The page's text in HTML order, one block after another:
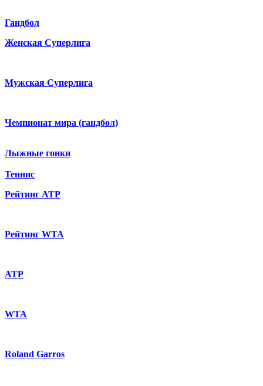
Гандбол
Женская Суперлига
Мужская Суперлига
Чемпионат мира (гандбол)
Лыжные гонки
Теннис
Рейтинг ATP
Рейтинг WTA
ATP
WTA
Roland Garros